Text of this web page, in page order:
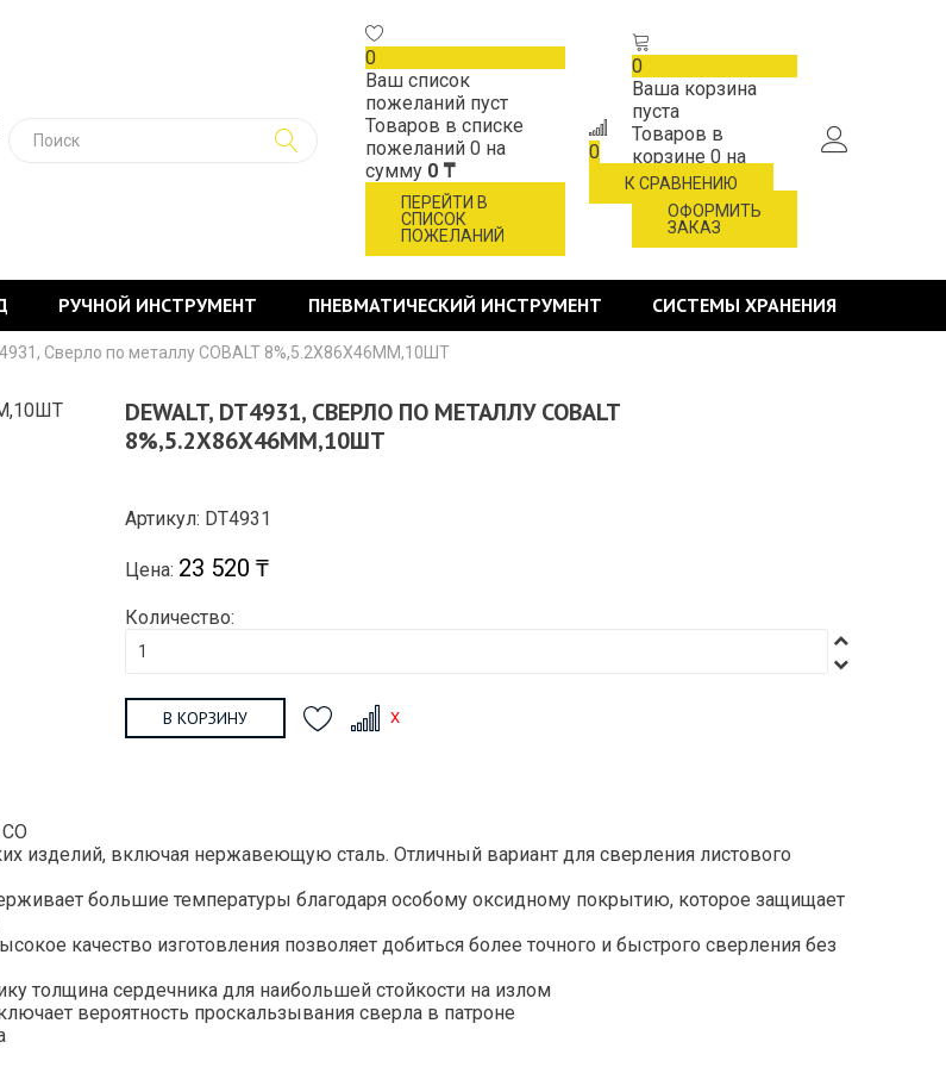
0
Ваш список
пожеланий пуст
Товаров в списке
пожеланий 0 на
сумму 0 ₸
ПЕРЕЙТИ В
СПИСОК
ПОЖЕЛАНИЙ
0
К СРАВНЕНИЮ
0
Ваша корзина
пуста
Товаров в
корзине 0 на
сумму0 ₸
ОФОРМИТЬ
ЗАКАЗ
РУЧНОЙ ИНСТРУМЕНТ ПНЕВМАТИЧЕСКИЙ ИНСТРУМЕНТ СИСТЕМЫ ХРАНЕНИЯ
Сверло по металлу COBALT 8%,5.2Х86Х46ММ,10ШТ
DEWALT, DT4931, СВЕРЛО ПО МЕТАЛЛУ COBALT
8%,5.2Х86Х46ММ,10ШТ
Артикул: DT4931
Цена: 23 520 ₸
Количество:
В КОРЗИНУ
изделий, включая нержавеющую сталь. Отличный вариант для сверления листового
большие температуры благодаря особому оксидному покрытию, которое защищает
качество изготовления позволяет добиться более точного и быстрого сверления без
толщина сердечника для наибольшей стойкости на излом
вероятность проскальзывания сверла в патроне